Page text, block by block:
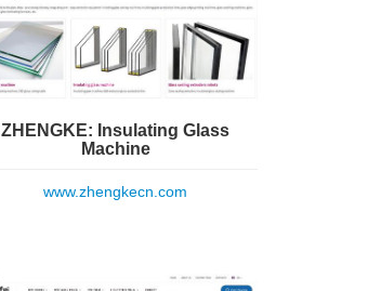
ZHENGKE: Insulating Glass
Machine
www.zhengkecn.com